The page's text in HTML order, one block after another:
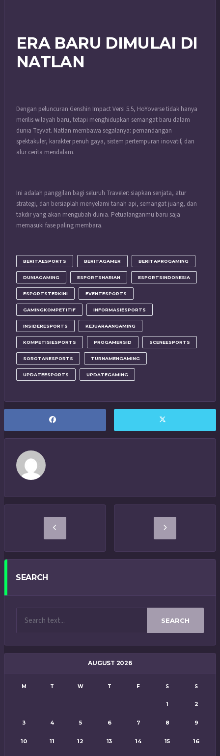
ERA BARU DIMULAI DI
NATLAN
Dengan peluncuran Genshin Impact Versi 5.5, HoYoverse tidak hanya
merilis wilayah baru, tetapi menghidupkan semangat baru dalam
dunia Teyvat. Natlan membawa segalanya: pemandangan
spektakuler, karakter penuh gaya, sistem pertempuran inovatif, dan
alur cerita mendalam.
Ini adalah panggilan bagi seluruh Traveler: siapkan senjata, atur
strategi, dan bersiaplah menyelami tanah api, semangat juang, dan
takdir yang akan mengubah dunia. Petualanganmu baru saja
memasuki fase paling membara.
BERITAESPORTS BERITAGAMER BERITAPROGAMING
DUNIAGAMING ESPORTSHARIAN ESPORTSINDONESIA
ESPORTSTERKINI EVENTESPORTS
GAMINGKOMPETITIF INFORMASIESPORTS
INSIDERESPORTS KEJUARAANGAMING
KOMPETISIESPORTS PROGAMERSID SCENEESPORTS
SOROTANESPORTS TURNAMENGAMING
UPDATEESPORTS UPDATEGAMING
SEARCH
SEARCH
AUGUST 2026
M T W T F S S
1 2
3 4 5 6 7 8 9
10 11 12 13 14 15 16